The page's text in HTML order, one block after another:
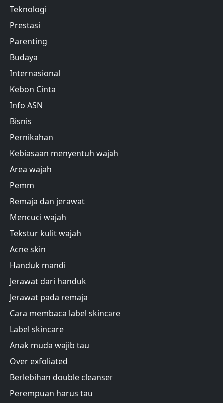
Teknologi
Prestasi
Parenting
Budaya
Internasional
Kebon Cinta
Info ASN
Bisnis
Pernikahan
Kebiasaan menyentuh wajah
Area wajah
Pemm
Remaja dan jerawat
Mencuci wajah
Tekstur kulit wajah
Acne skin
Handuk mandi
Jerawat dari handuk
Jerawat pada remaja
Cara membaca label skincare
Label skincare
Anak muda wajib tau
Over exfoliated
Berlebihan double cleanser
Perempuan harus tau